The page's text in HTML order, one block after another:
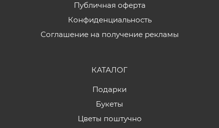
Публичная оферта
Конфиденциальность
Соглашение на получение рекламы
КАТАЛОГ
Подарки
Букеты
Цветы поштучно